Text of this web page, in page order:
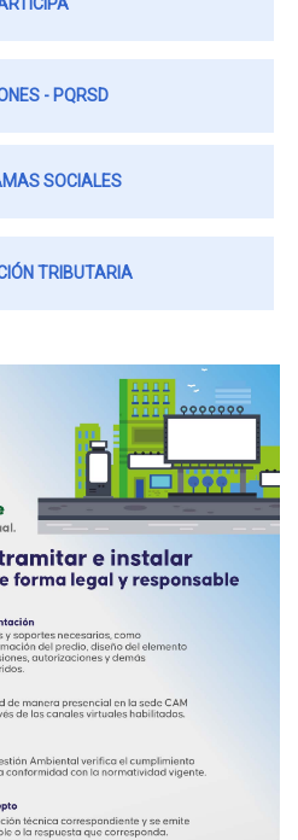
- PQRSD
SOCIALES
TRIBUTARIA